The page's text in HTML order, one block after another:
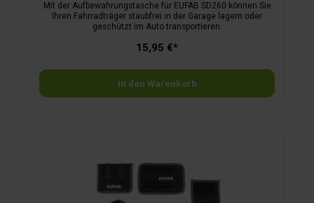
Mit der Aufbewahrungstasche für EUFAB SD260 können Sie
Ihren Fahrradträger staubfrei in der Garage lagern oder
geschützt im Auto transportieren.
15,95 €*
In den Warenkorb